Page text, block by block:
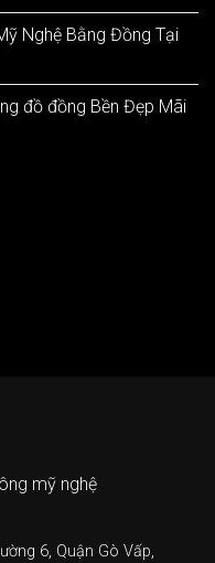
Nghệ Bằng Đồng Tại
đồ đồng Bền Đẹp Mãi
mỹ nghệ
6, Quận Gò Vấp,